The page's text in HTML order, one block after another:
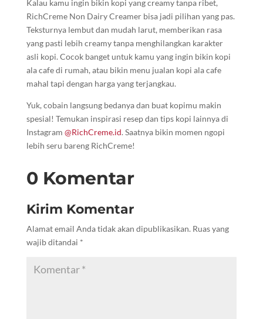
Kalau kamu ingin bikin kopi yang creamy tanpa ribet,
RichCreme Non Dairy Creamer bisa jadi pilihan yang pas.
Teksturnya lembut dan mudah larut, memberikan rasa
yang pasti lebih creamy tanpa menghilangkan karakter
asli kopi. Cocok banget untuk kamu yang ingin bikin kopi
ala cafe di rumah, atau bikin menu jualan kopi ala cafe
mahal tapi dengan harga yang terjangkau.
Yuk, cobain langsung bedanya dan buat kopimu makin
spesial! Temukan inspirasi resep dan tips kopi lainnya di
Instagram @RichCreme.id. Saatnya bikin momen ngopi
lebih seru bareng RichCreme!
0 Komentar
Kirim Komentar
Alamat email Anda tidak akan dipublikasikan. Ruas yang
wajib ditandai *